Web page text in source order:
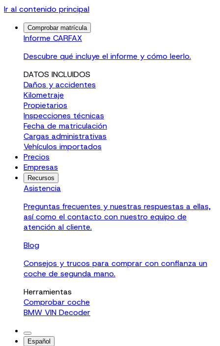
Ir al contenido principal
Comprobar matrícula
Informe CARFAX
Descubre qué incluye el informe y cómo leerlo.
DATOS INCLUIDOS
Daños y accidentes
Kilometraje
Propietarios
Inspecciones técnicas
Fecha de matriculación
Cargas administrativas
Vehículos importados
Precios
Empresas
Recursos
Asistencia
Preguntas frecuentes y nuestras respuestas a ellas,
así como el contacto con nuestro equipo de
atención al cliente.
Blog
Consejos y trucos para comprar con confianza un
coche de segunda mano.
Herramientas
Comprobar coche
BMW VIN Decoder
Español